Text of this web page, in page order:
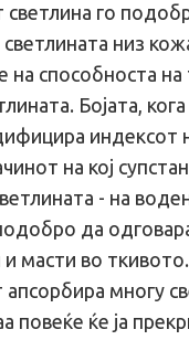
светлина го
низ
на способноста на
Бојата,
индексот
на кој
- на
да
масти во
апсорбира многу
повеќе ќе ја